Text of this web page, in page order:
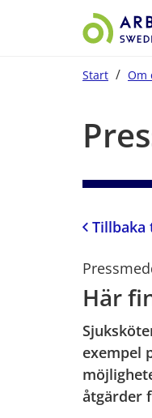
Start / Om
Tillbaka
Här
exempel
åtgärder